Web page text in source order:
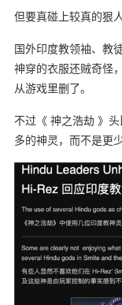
但要真碰上较真的狠
国外印度教领袖、教
神穿的衣服还贼奇怪
从游戏里删了。
不过《 神之浩劫 》
多的神灵，而不是更